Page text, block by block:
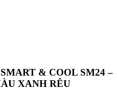
& COOL SM24 –
XANH RÊU